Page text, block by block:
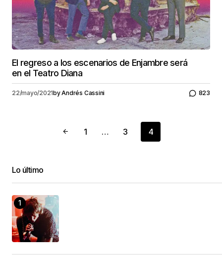
El regreso a los escenarios de Enjambre será
en el Teatro Diana
22/mayo/2021byAndrés Cassini 823
1 … 3 4
Lo último